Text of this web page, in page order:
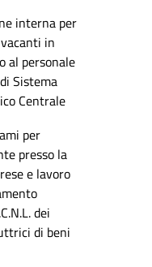
interna per
in
al personale
Sistema
Centrale
per
presso la
e lavoro
dei
di beni